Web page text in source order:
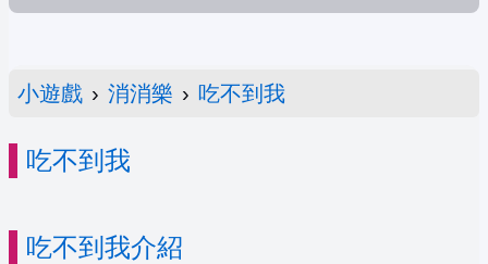
小遊戲 › 消消樂 › 吃不到我
吃不到我
吃不到我介紹